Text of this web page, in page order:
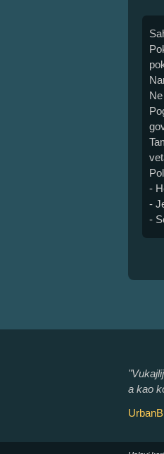
-
-
-
a kao